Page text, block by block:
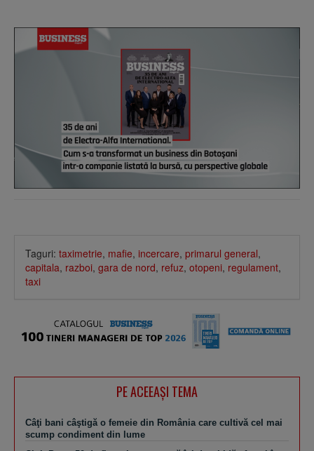
Taguri: taximetrie, mafie, incercare, primarul general,
capitala, razboi, gara de nord, refuz, otopeni, regulament,
taxi
PE ACEEAŞI TEMA
Câţi bani câştigă o femeie din România care cultivă cel mai
scump condiment din lume